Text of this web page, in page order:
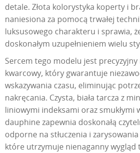
detale. Złota kolorystyka koperty i
naniesiona za pomocą trwałej
luksusowego charakteru i sprawia,
doskonałym uzupełnieniem wielu
Sercem tego modelu jest
kwarcowy, który gwarantuje
wskazywania czasu, eliminując
nakręcania. Czysta, biała tarcza z
liniowymi indeksami oraz smukłymi
dauphine zapewnia doskonałą
odporne na stłuczenia i
które utrzymuje nienaganny wygląd